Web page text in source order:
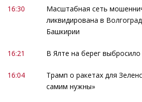
16:30
Масштабная сеть
ликвидирована в
Башкирии
16:21 В Ялте на берег
16:04
Трамп о ракетах для
самим нужны»